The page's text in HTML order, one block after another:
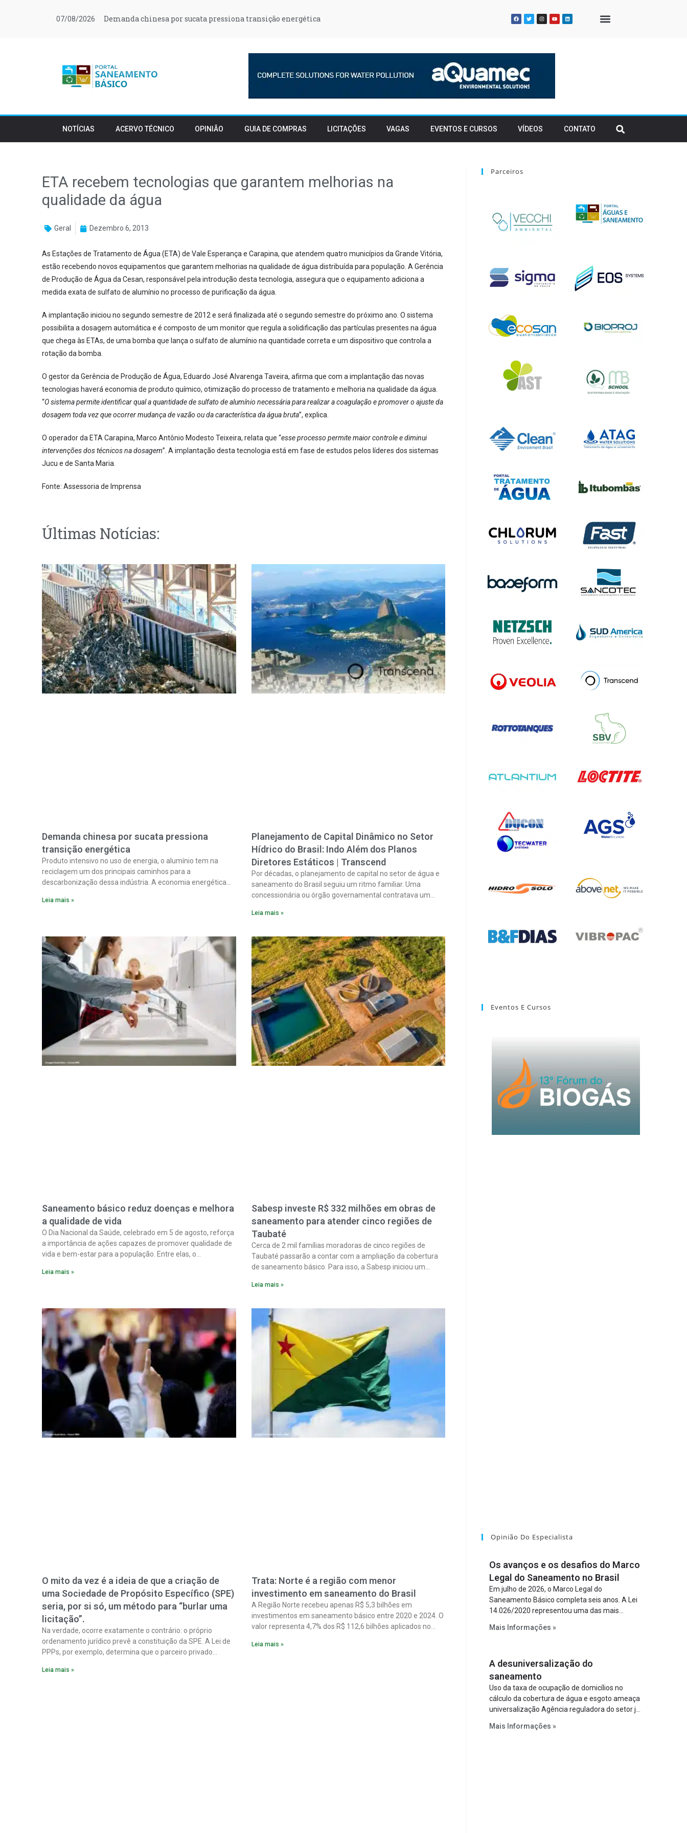
07/08/2026 Demanda chinesa por sucata pressiona transição energética
NOTÍCIAS ACERVO TÉCNICO OPINIÃO GUIA DE COMPRAS LICITAÇÕES VAGAS EVENTOS E CURSOS VÍDEOS CONTATO
ETA recebem tecnologias que garantem melhorias na
qualidade da água
Geral Dezembro 6, 2013
As Estações de Tratamento de Água (ETA) de Vale Esperança e Carapina, que atendem quatro municípios da Grande Vitória,
estão recebendo novos equipamentos que garantem melhorias na qualidade de água distribuída para população. A Gerência
de Produção de Água da Cesan, responsável pela introdução desta tecnologia, assegura que o equipamento adiciona a
medida exata de sulfato de alumínio no processo de purificação da água.
A implantação iniciou no segundo semestre de 2012 e será finalizada até o segundo semestre do próximo ano. O sistema
possibilita a dosagem automática e é composto de um monitor que regula a solidificação das partículas presentes na água
que chega às ETAs, de uma bomba que lança o sulfato de alumínio na quantidade correta e um dispositivo que controla a
rotação da bomba.
O gestor da Gerência de Produção de Água, Eduardo José Alvarenga Taveira, afirma que com a implantação das novas
tecnologias haverá economia de produto químico, otimização do processo de tratamento e melhoria na qualidade da água.
“O sistema permite identificar qual a quantidade de sulfato de alumínio necessária para realizar a coagulação e promover o ajuste da
dosagem toda vez que ocorrer mudança de vazão ou da característica da água bruta”, explica.
O operador da ETA Carapina, Marco Antônio Modesto Teixeira, relata que “esse processo permite maior controle e diminui
intervenções dos técnicos na dosagem”. A implantação desta tecnologia está em fase de estudos pelos líderes dos sistemas
Jucu e de Santa Maria.
Fonte: Assessoria de Imprensa
Últimas Notícias:
Demanda chinesa por sucata pressiona
transição energética
Produto intensivo no uso de energia, o alumínio tem na
reciclagem um dos principais caminhos para a
descarbonização dessa indústria. A economia energética
material. A produção de um alumínio mais limpo, no
chinês pela matéria-prima.
Leia mais »
Planejamento de Capital Dinâmico no Setor
Hídrico do Brasil: Indo Além dos Planos
Diretores Estáticos | Transcend
Por décadas, o planejamento de capital no setor de água e
saneamento do Brasil seguiu um ritmo familiar. Uma
concessionária ou órgão governamental contratava um
Leia mais »
Saneamento básico reduz doenças e melhora
a qualidade de vida
O Dia Nacional da Saúde, celebrado em 5 de agosto, reforça
a importância de ações capazes de promover qualidade de
vida e bem-estar para a população. Entre elas, o
serviços de coleta e tratamento de esgoto contribui
Leia mais »
Sabesp investe R$ 332 milhões em obras de
saneamento para atender cinco regiões de
Taubaté
Cerca de 2 mil famílias moradoras de cinco regiões de
Taubaté passarão a contar com a ampliação da cobertura
de saneamento básico. Para isso, a Sabesp iniciou um
milhões.
Leia mais »
O mito da vez é a ideia de que a criação de
uma Sociedade de Propósito Específico (SPE)
seria, por si só, um método para “burlar uma
licitação”.
Na verdade, ocorre exatamente o contrário: o próprio
ordenamento jurídico prevê a constituição da SPE. A Lei de
PPPs, por exemplo, determina que o parceiro privado
empreendimento. Ou seja, a suposta “fraude à licitação” é
Leia mais »
Trata: Norte é a região com menor
investimento em saneamento do Brasil
A Região Norte recebeu apenas R$ 5,3 bilhões em
investimentos em saneamento básico entre 2020 e 2024. O
valor representa 4,7% dos R$ 112,6 bilhões aplicados no
Trata Brasil em parceria com a GO Associados.
Leia mais »
Parceiros
Eventos E Cursos
Opinião Do Especialista
Os avanços e os desafios do Marco
Legal do Saneamento no Brasil
Em julho de 2026, o Marco Legal do
Saneamento Básico completa seis anos. A Lei
14.026/2020 representou uma das mais
estabelecer metas claras para a
papel regulador da Agência Nacional de Águas
e Saneamento Básico (ANA) e criar
mecanismos voltados à segurança jurídica dos
contratos.
Mais Informações »
A desuniversalização do
saneamento
Uso da taxa de ocupação de domicílios no
cálculo da cobertura de água e esgoto ameaça
universalização Agência reguladora do setor já
de variável demográfica.
Mais Informações »